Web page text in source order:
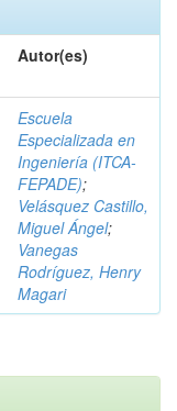
Autor(es)
Escuela
Especializada en
Ingeniería (ITCA-
FEPADE);
Velásquez Castillo,
Miguel Ángel;
Vanegas
Rodríguez, Henry
Magari